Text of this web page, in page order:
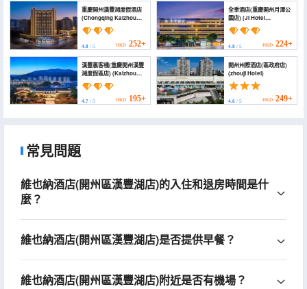
重慶開州漢豐湖度假酒店
(Chongqing Kaizhou
Hanfeng Lake Hotel)
4.8 / 5 HKD 252+
全季酒店(重慶開州月潭公
園店) (JI Hotel
(Chongqing Kaizhou
Yuetan Park))
4.8/ 5 HKD 224+
漢豐裏客棧(重慶開州漢豐
湖度假區店) (Kaizhou
Hanfengli Inn
(Hanfenghu West
Street Middle School))
4.7 / 5 HKD 195+
開州州際酒店(區政府店)
(zhouji Hotel)
4.6/ 5 HKD 249+
常見問題
維也納酒店(開州區漢豐湖店)的入住和退房時間是什
麼？
維也納酒店(開州區漢豐湖店)是否提供早餐？
維也納酒店(開州區漢豐湖店)附近是否有機場？